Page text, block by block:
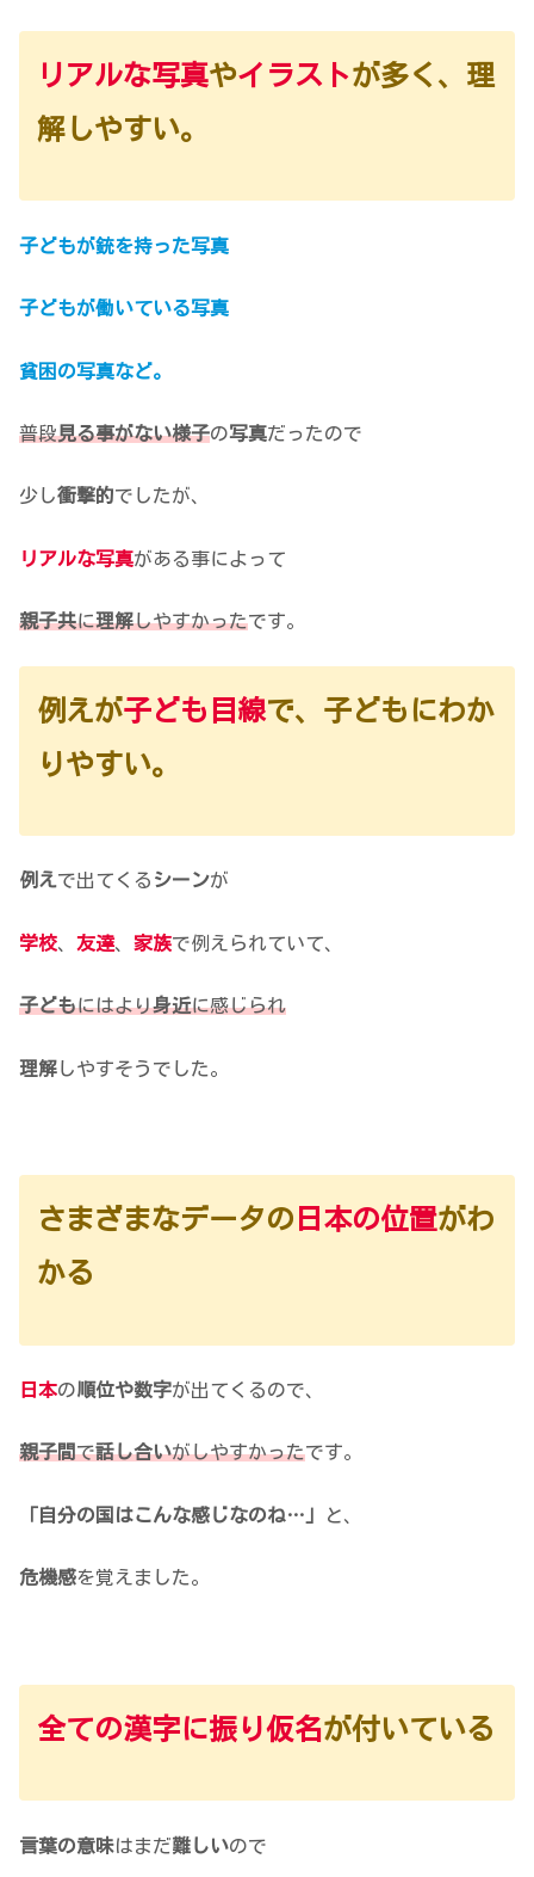
リアルな写真やイラストが多く、理
解しやすい。
子どもが銃を持った写真
子どもが働いている写真
貧困の写真など。
普段見る事がない様子の写真だったので
少し衝撃的でしたが、
リアルな写真がある事によって
親子共に理解しやすかったです。
例えが子ども目線で、子どもにわか
りやすい。
例えで出てくる シーンが
学校、 友達、 家族で例えられていて、
子どもにはより身近に感じられ
理解しやすそうでした。
さまざまなデータの 日本の位置がわ
かる
日本の順位や数字が出てくるので、
親子間で話し合いがしやすかったです。
「自分の国はこんな感じなのね…」 と、
危機感を覚えました。
全ての漢字に振り仮名が付いている
言葉の意味はまだ難しいので